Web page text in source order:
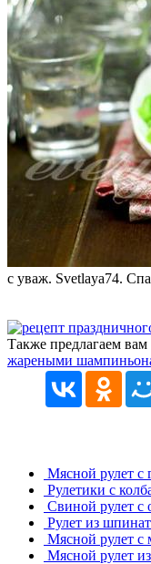
с уваж. Svetlaya74.
Также предлагаем
жареными
Мясной рулет с
Рулетики с
Свиной рулет с
Рулет из
Мясной рулет с
Мясной рулет